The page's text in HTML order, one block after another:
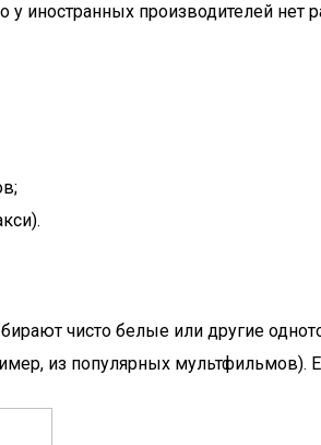
у иностранных производителей нет
чисто белые или другие
из популярных мультфильмов).